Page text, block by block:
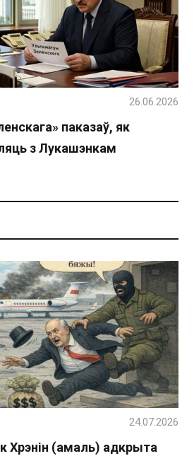
паказаў, як
з Лукашэнкам
26.06.2026
Хрэнін (амаль) адкрыта
24.07.2026